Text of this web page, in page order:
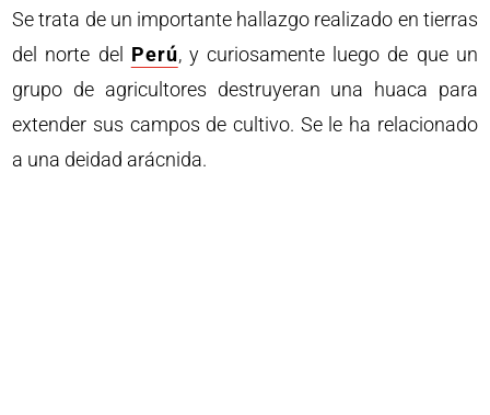
Se trata de un importante hallazgo realizado en tierras
del norte del Perú, y curiosamente luego de que un
grupo de agricultores destruyeran una huaca para
extender sus campos de cultivo. Se le ha relacionado
a una deidad arácnida.